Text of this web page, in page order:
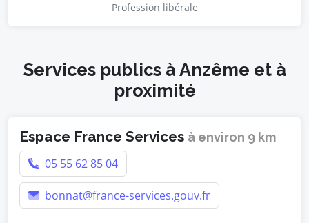
Profession libérale
Services publics à Anzême et à
proximité
Espace France Services à environ 9 km
05 55 62 85 04
bonnat@france-services.gouv.fr